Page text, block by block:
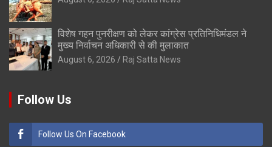
विशेष गहन पुनरीक्षण को लेकर कांग्रेस प्रतिनिधिमंडल ने
मुख्य निर्वाचन अधिकारी से की मुलाकात
August 6, 2026 Raj Satta News
Follow Us
Follow Us On Facebook